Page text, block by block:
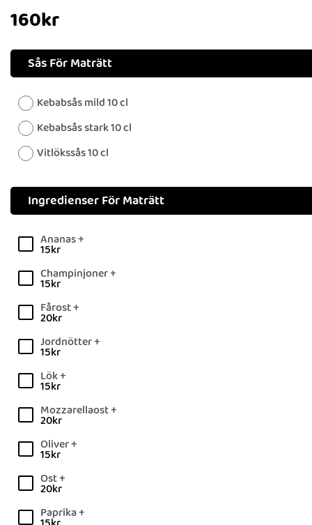
160kr
Sås För Maträtt
Kebabsås mild 10 cl
Kebabsås stark 10 cl
Vitlökssås 10 cl
Ingredienser För Maträtt
Ananas +
15kr
Champinjoner +
15kr
Fårost +
20kr
Jordnötter +
15kr
Lök +
15kr
Mozzarellaost +
20kr
Oliver +
15kr
Ost +
20kr
Paprika +